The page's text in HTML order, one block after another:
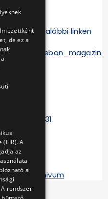
az alábbi linken
mozgasban_magazin
2026.07.31.
ii7-archivum
de ez a
A
az
a
rendszer